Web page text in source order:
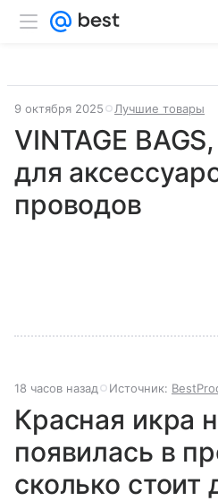
9 октября 2025 Лучшие товары
VINTAGE
для
проводов
18 часов назад Источник:
Красная икра
появилась в
сколько стоит